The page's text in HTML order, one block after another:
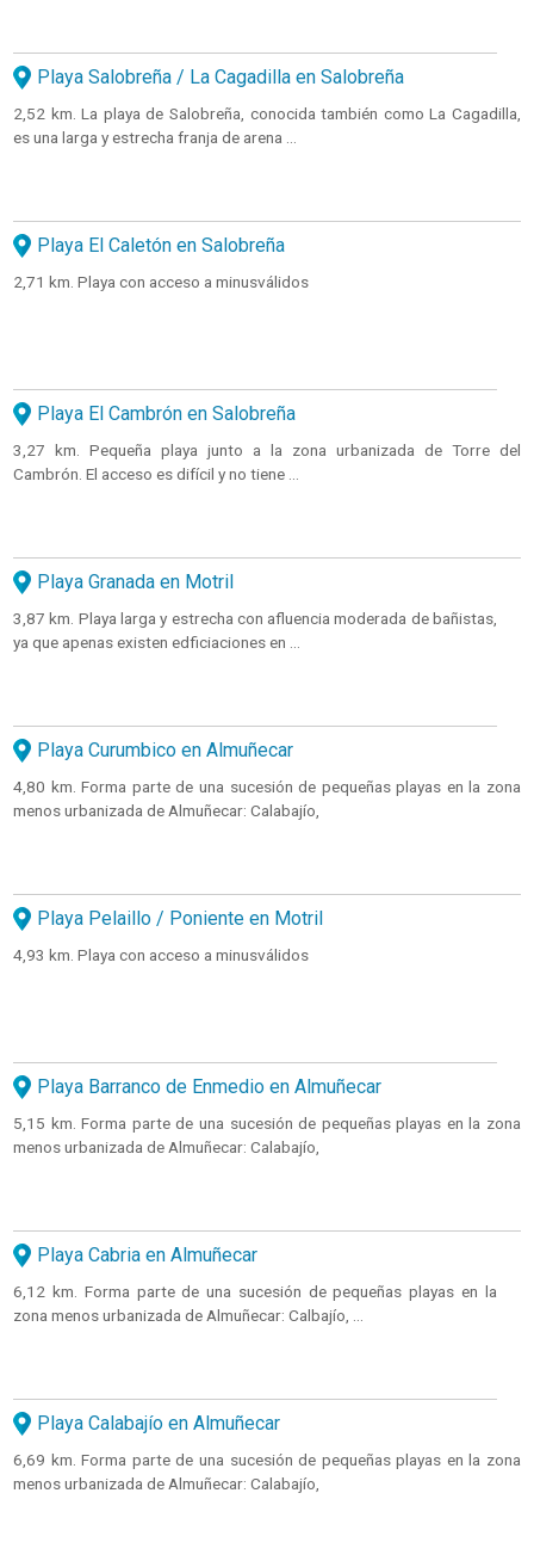
Playa Salobreña / La Cagadilla en Salobreña
2,52 km. La playa de Salobreña, conocida también como La Cagadilla,
es una larga y estrecha franja de arena ...
Playa El Caletón en Salobreña
2,71 km. Playa con acceso a minusválidos
Playa El Cambrón en Salobreña
3,27 km. Pequeña playa junto a la zona urbanizada de Torre del
Cambrón. El acceso es difícil y no tiene ...
Playa Granada en Motril
3,87 km. Playa larga y estrecha con afluencia moderada de bañistas,
ya que apenas existen edficiaciones en ...
Playa Curumbico en Almuñecar
4,80 km. Forma parte de una sucesión de pequeñas playas en la zona
menos urbanizada de Almuñecar: Calabajío,
Playa Pelaillo / Poniente en Motril
4,93 km. Playa con acceso a minusválidos
Playa Barranco de Enmedio en Almuñecar
5,15 km. Forma parte de una sucesión de pequeñas playas en la zona
menos urbanizada de Almuñecar: Calabajío,
Playa Cabria en Almuñecar
6,12 km. Forma parte de una sucesión de pequeñas playas en la
zona menos urbanizada de Almuñecar: Calbajío, ...
Playa Calabajío en Almuñecar
6,69 km. Forma parte de una sucesión de pequeñas playas en la zona
menos urbanizada de Almuñecar: Calabajío,